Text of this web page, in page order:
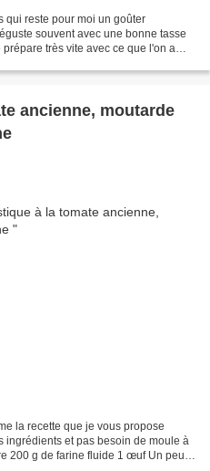
qui reste pour moi un goûter
souvent avec une bonne tasse
très vite avec ce que l'on a
ancienne, moutarde
la recette que je vous propose
ingrédients et pas besoin de moule à
200 g de farine fluide 1 œuf Un peu